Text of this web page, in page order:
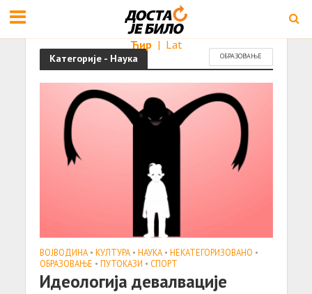
Ћир | Lat
Категорије - Наука ОБРАЗОВАЊЕ
ВОЈВОДИНА • КУЛТУРА • НАУКА • НЕКАТЕГОРИЗОВАНО •
ОБРАЗОВАЊЕ • ПУТОКАЗИ • СПОРТ
Идеологија девалвације